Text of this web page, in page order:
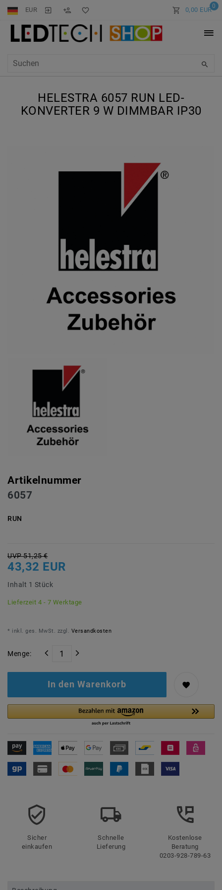
EUR 0
0,00 EUR
HELESTRA 6057 RUN LED-
KONVERTER 9 W DIMMBAR IP30
Artikelnummer
6057
RUN
UVP 51,25 €
43,32 EUR
Inhalt 1 Stück
Lieferzeit 4 - 7 Werktage
* inkl. ges. MwSt. zzgl. Versandkosten
Menge:
In den Warenkorb
Sicher
einkaufen
Schnelle
Lieferung
Kostenlose
Beratung
0203-928-789-63